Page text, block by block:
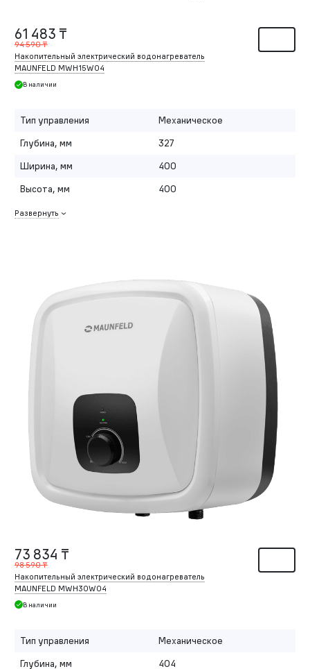
61 483 ₸
94 590 ₸
Накопительный электрический водонагреватель
MAUNFELD MWH15W04
В наличии
Тип управления
Механическое
Глубина, мм
327
Ширина, мм
400
Высота, мм
400
Развернуть
73 834 ₸
98 590 ₸
Накопительный электрический водонагреватель
MAUNFELD MWH30W04
В наличии
Тип управления
Механическое
Глубина, мм
404